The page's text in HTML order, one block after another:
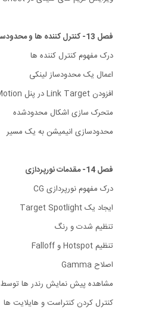
فصل 13- کنترل کننده ها و محدودساز ها
درک مفهوم کنترل کننده ها
اعمال یک محدودساز لینکی
افزودن Link Target در پنل Motion
متحرک سازی اشکال محدودشده
محدودسازی انیمیشن به یک مسیر
فصل 14- مقدمات نورپردازی
درک مفهوم نورپردازی CG
ایجاد یک Target Spotlight
تنظیم شدت و رنگ
تنظیم Hotspot و Falloff
اصلاح Gamma
مشاهده پیش نمایش رندر ها توسط ActiveShade
کنترل کردن کنتراست و هایلایت ها